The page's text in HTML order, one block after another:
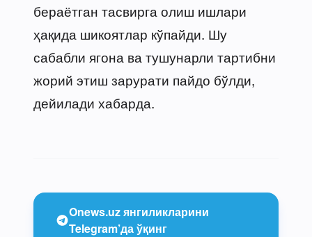
бераётган тасвирга олиш ишлари
ҳақида шикоятлар кўпайди. Шу
сабабли ягона ва тушунарли тартибни
жорий этиш зарурати пайдо бўлди,
дейилади хабарда.
Onews.uz янгиликларини
Telegram’да ўқинг